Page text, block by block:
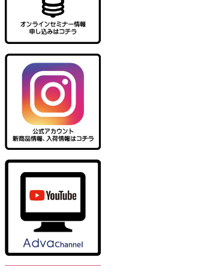
後表示
確認でき
【10個セ
ン後表示
確認でき
レフィル
ン後表示
確認でき
【1個単
ン後表示
確認でき